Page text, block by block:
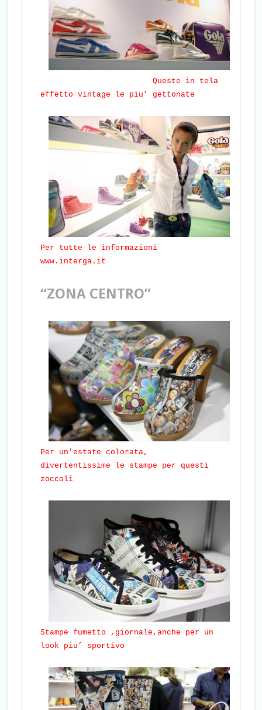
Queste in tela
effetto vintage le piu’ gettonate
Per tutte le informazioni
www.interga.it
“ZONA CENTRO”
Per un’estate colorata,
divertentissime le stampe per questi
zoccoli
Stampe fumetto ,giornale,anche per un
look piu’ sportivo